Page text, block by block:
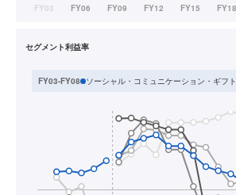
セグメント利益率
FY03-FY08 ソーシャル・コミュニケーション・ギフト